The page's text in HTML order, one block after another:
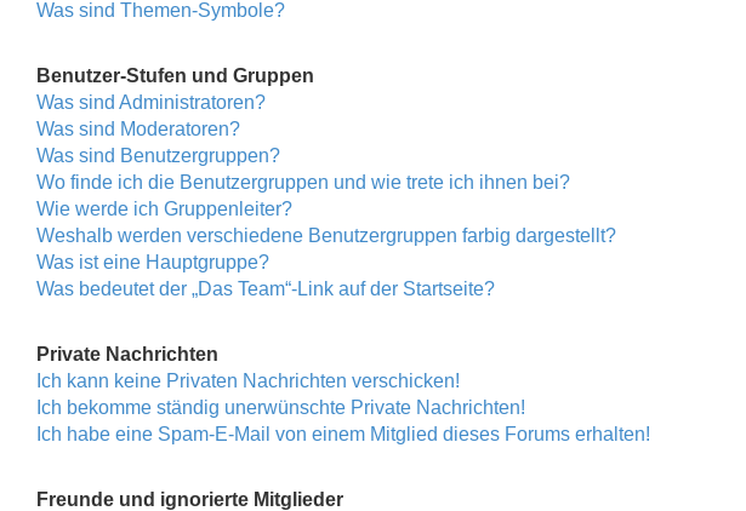
Was sind Themen-Symbole?
Benutzer-Stufen und Gruppen
Was sind Administratoren?
Was sind Moderatoren?
Was sind Benutzergruppen?
Wo finde ich die Benutzergruppen und wie trete ich ihnen bei?
Wie werde ich Gruppenleiter?
Weshalb werden verschiedene Benutzergruppen farbig dargestellt?
Was ist eine Hauptgruppe?
Was bedeutet der „Das Team“-Link auf der Startseite?
Private Nachrichten
Ich kann keine Privaten Nachrichten verschicken!
Ich bekomme ständig unerwünschte Private Nachrichten!
Ich habe eine Spam-E-Mail von einem Mitglied dieses Forums erhalten!
Freunde und ignorierte Mitglieder